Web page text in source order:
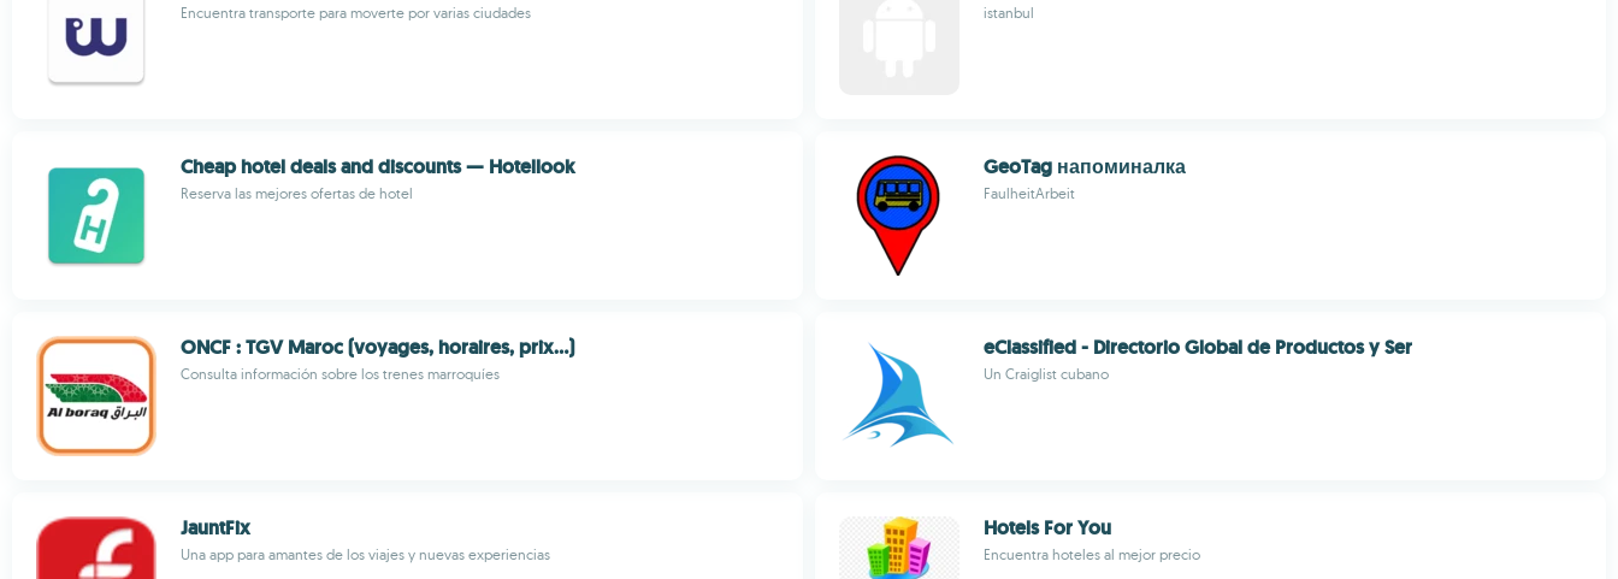
Encuentra transporte para moverte por varias ciudades istanbul
Cheap hotel deals and discounts — Hotellook
Reserva las mejores ofertas de hotel
GeoTag напоминалка
FaulheitArbeit
ONCF : TGV Maroc (voyages, horaires, prix...)
Consulta información sobre los trenes marroquíes
eClassified - Directorio Global de Productos y Ser
Un Craiglist cubano
JauntFix
Una app para amantes de los viajes y nuevas experiencias
Hotels For You
Encuentra hoteles al mejor precio